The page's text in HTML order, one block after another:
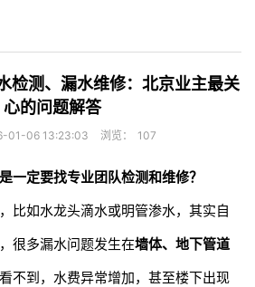
检测、漏水维修：北京业主最关
心的问题解答
01-06 13:23:03 浏览： 107
一定要找专业团队检测和维修？
比如水龙头滴水或明管渗水，其实自
很多漏水问题发生在墙体、地下管道
不到，水费异常增加，甚至楼下出现